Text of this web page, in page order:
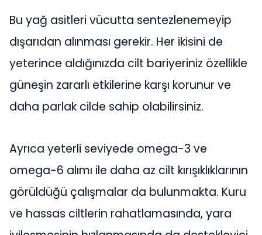
Bu yağ asitleri vücutta sentezlenemeyip
dışarıdan alınması gerekir. Her ikisini de
yeterince aldığınızda cilt bariyeriniz özellikle
güneşin zararlı etkilerine karşı korunur ve
daha parlak cilde sahip olabilirsiniz.
Ayrıca yeterli seviyede omega-3 ve
omega-6 alımı ile daha az cilt kırışıklıklarının
görüldüğü çalışmalar da bulunmakta. Kuru
ve hassas ciltlerin rahatlamasında, yara